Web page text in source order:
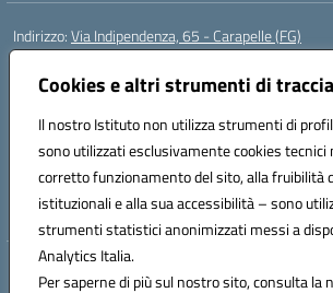
Cookies e altri strumenti di
Il nostro Istituto non utilizza strumenti di
sono utilizzati esclusivamente cookies tecnici
corretto funzionamento del sito, alla fruibilità
istituzionali e alla sua accessibilità – sono
strumenti statistici anonimizzati messi a
Analytics Italia.
Per saperne di più sul nostro sito, consulta la
Indirizzo:Via Indipendenza, 65 - Carapelle (FG)
Centralino:
Posta elettronica certificata (PEC):
Codice fiscale: 90015720718
Codice meccanografico:FGIC822001
Codice Indice delle Pubbliche Amministrazioni
Codice unico di fatturazione (CUF): UFSLF2
Hosting & Powered by 3D